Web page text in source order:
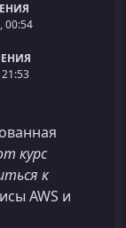
00:54
21:53
курс
к
AWS и